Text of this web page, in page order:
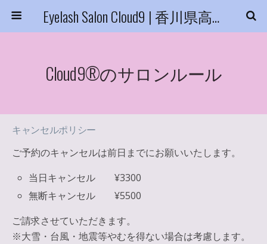
Eyelash Salon Cloud9 | 香川県高松市
Cloud9®のサロンルール
キャンセルポリシー
ご予約のキャンセルは前日までにお願いいたします。
当日キャンセル
¥3300
無断キャンセル
¥5500
ご請求させていただきます。
※大雪・台風・地震等やむを得ない場合は考慮します。